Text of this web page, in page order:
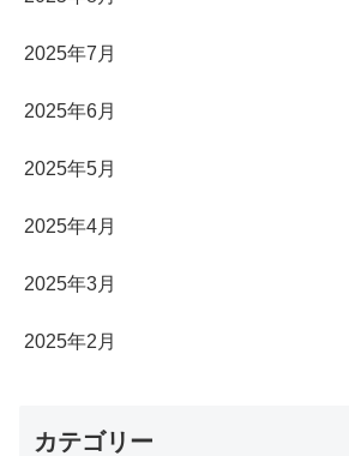
2025年7月
2025年6月
2025年5月
2025年4月
2025年3月
2025年2月
カテゴリー